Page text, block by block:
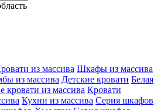
из массива Шкафы из массива
из массива Детские кровати Белая
кровати из массива Кровати
Кухни из массива Серия шкафов